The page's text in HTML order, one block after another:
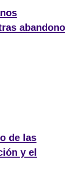
abandono
de las
y el